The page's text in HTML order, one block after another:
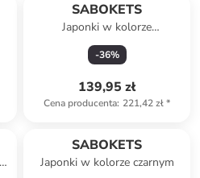
SABOKETS
Japonki w kolorze
jasnoróżowym
-36%
139,95 zł
Cena producenta: 221,42 zł*
SABOKETS
Japonki w kolorze czarnym